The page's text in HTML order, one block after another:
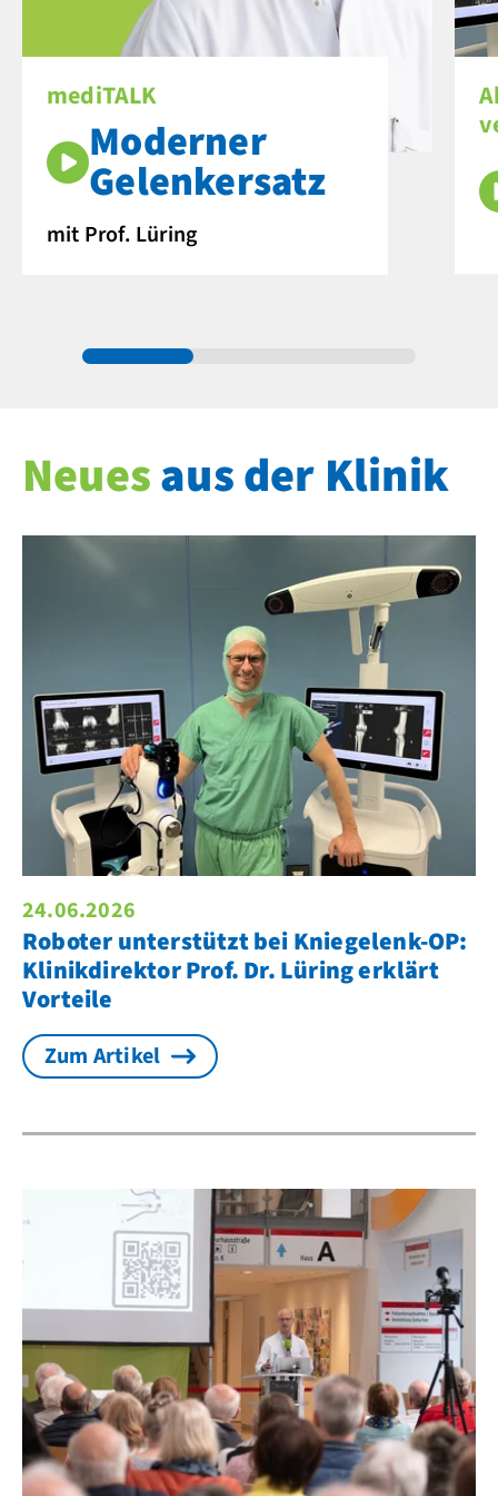
mediTALK
Moderner
Gelenkersatz
mit Prof. Lüring
Neuesaus der Klinik
24.06.2026
Roboter unterstützt bei Kniegelenk-OP:
Klinikdirektor Prof. Dr. Lüring erklärt
Vorteile
Zum Artikel